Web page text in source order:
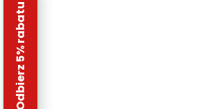
Odbierz 5% rabatu